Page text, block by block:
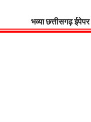
भव्या छत्तीसगढ़ ईपेपर